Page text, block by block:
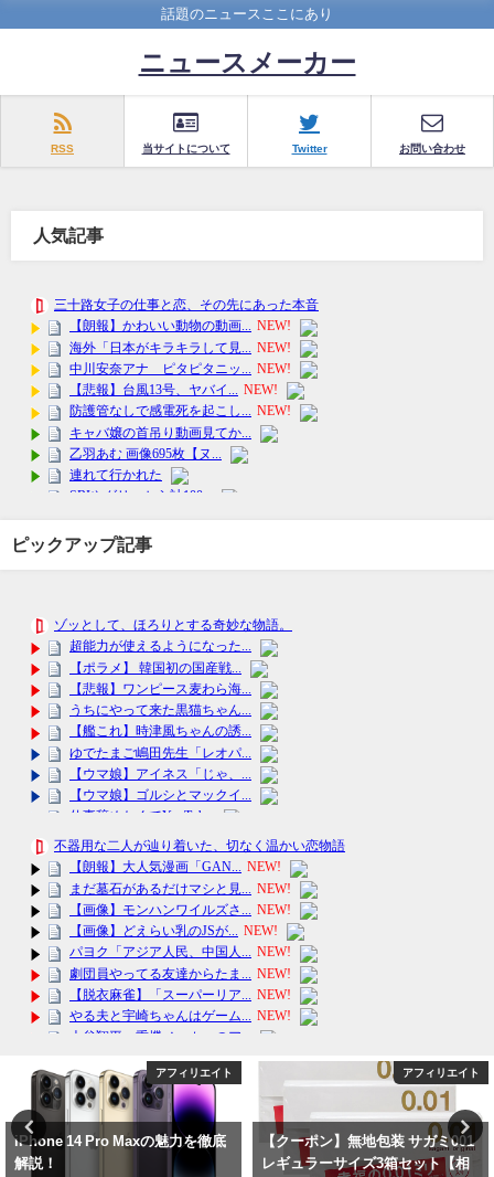
話題のニュースここにあり
ニュースメーカー
RSS 当サイトについて Twitter お問い合わせ
人気記事
ピックアップ記事
アフィリエイト
【クーポン】無地包装 サガミ001
レギュラーサイズ3箱セット【相
アフィリエイト
Yunth (ユンス) 生ビタミンC美白
美容液 導入美容液 先行美容液 ブ